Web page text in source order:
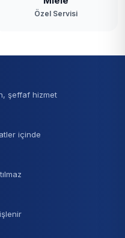
Özel Servisi
şeffaf hizmet
içinde